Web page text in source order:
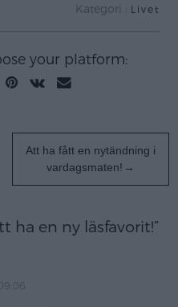
Kategori : Livet
your platform:
Att ha fått en nytändning i
vardagsmaten!
ha en ny läsfavorit!”